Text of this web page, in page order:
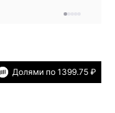
Долями по 1399.75 ₽